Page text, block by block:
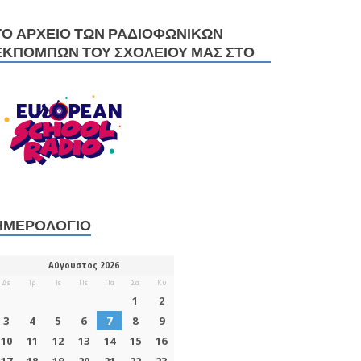
ΑΡΧΕΊΟ ΤΩΝ ΡΑΔΙΟΦΩΝΙΚΏΝ
ΤΟΥ ΣΧΟΛΕΊΟΥ ΜΑΣ ΣΤΟ